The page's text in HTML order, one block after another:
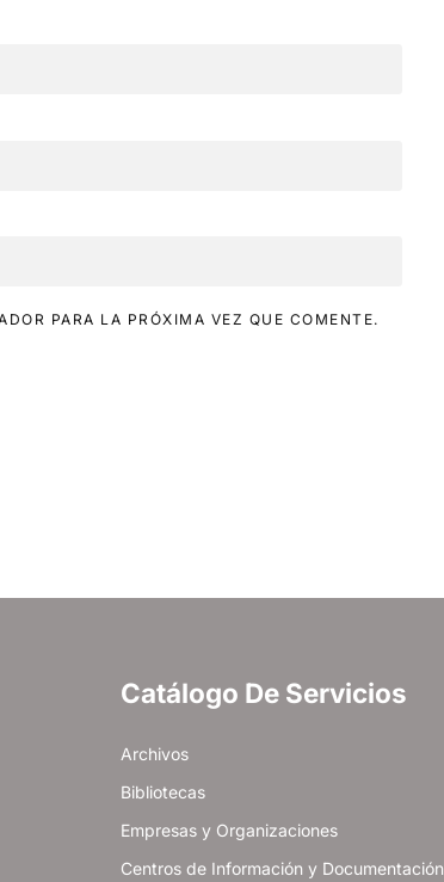
PARA LA PRÓXIMA VEZ QUE COMENTE.
Catálogo De Servicios
Archivos
Bibliotecas
Empresas y Organizaciones
Centros de Información y Documentación